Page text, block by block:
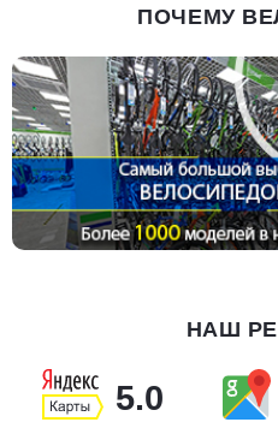
ПОЧЕМУ
НАШ
5.0